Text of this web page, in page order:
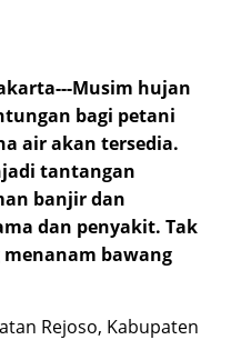
Musim hujan
bagi petani
air akan tersedia.
tantangan
banjir dan
dan penyakit. Tak
bawang
Rejoso, Kabupaten